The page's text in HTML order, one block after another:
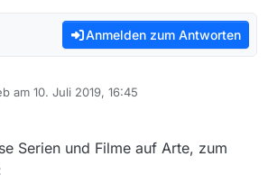
Anmelden zum Antworten
am 10. Juli 2019, 16:45
editiert von
Serien und Filme auf Arte, zum